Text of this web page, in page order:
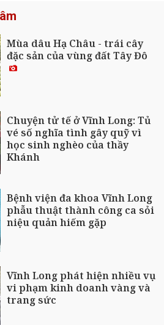
Mùa dâu Hạ Châu - trái cây
đặc sản của vùng đất Tây Đô
Chuyện tử tế ở Vĩnh Long: Tủ
vé số nghĩa tình gây quỹ vì
học sinh nghèo của thầy
Khánh
Bệnh viện đa khoa Vĩnh Long
phẫu thuật thành công ca sỏi
niệu quản hiếm gặp
Vĩnh Long phát hiện nhiều vụ
vi phạm kinh doanh vàng và
trang sức